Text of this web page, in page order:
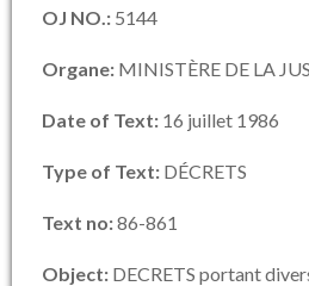
OJ NO.: 5144
Organe: MINISTÈRE DE LA
Date of Text: 16 juillet 1986
Type of Text: DÉCRETS
Text no:86-861
Object: DECRETS portant